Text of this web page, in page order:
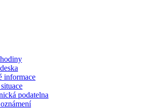
informace
podatelna